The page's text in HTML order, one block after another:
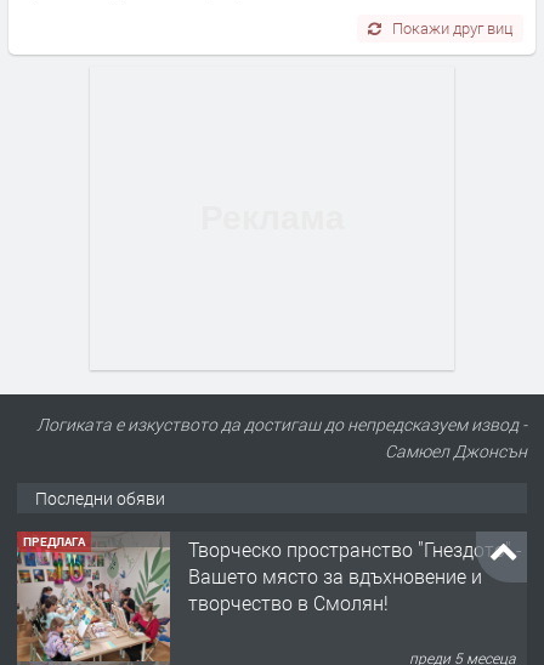
Покажи друг виц
Логиката е изкуството да достигаш до непредсказуем извод -
Самюел Джонсън
Последни обяви
ПРЕДЛАГА
Творческо пространство "Гнездото" -
Вашето място за вдъхновение и
творчество в Смолян!
преди 5 месеца